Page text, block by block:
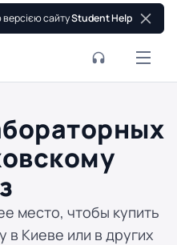
сайтуStudent Help
место, чтобы купить
в Киеве или в других